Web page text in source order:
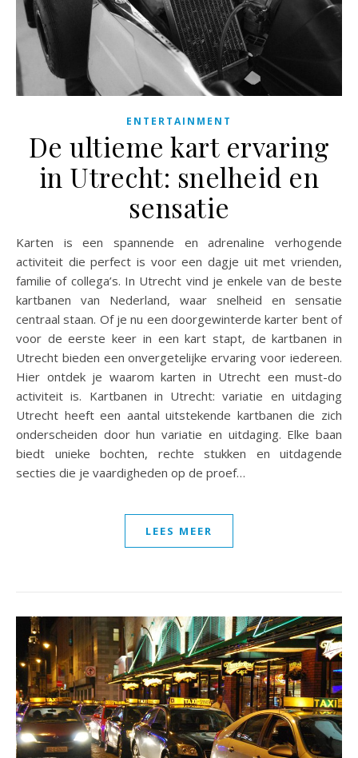
ENTERTAINMENT
De ultieme kart ervaring
in Utrecht: snelheid en
sensatie
Karten is een spannende en adrenaline verhogende
activiteit die perfect is voor een dagje uit met vrienden,
familie of collega’s. In Utrecht vind je enkele van de beste
kartbanen van Nederland, waar snelheid en sensatie
centraal staan. Of je nu een doorgewinterde karter bent of
voor de eerste keer in een kart stapt, de kartbanen in
Utrecht bieden een onvergetelijke ervaring voor iedereen.
Hier ontdek je waarom karten in Utrecht een must-do
activiteit is. Kartbanen in Utrecht: variatie en uitdaging
Utrecht heeft een aantal uitstekende kartbanen die zich
onderscheiden door hun variatie en uitdaging. Elke baan
biedt unieke bochten, rechte stukken en uitdagende
secties die je vaardigheden op de proef…
LEES MEER